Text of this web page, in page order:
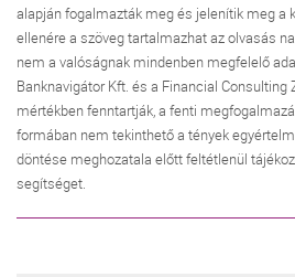
alapján fogalmazták meg és jelenítik meg a
ellenére a szöveg tartalmazhat az olvasás
nem a valóságnak mindenben megfelelő
Banknavigátor Kft. és a Financial Consulting
mértékben fenntartják, a fenti
formában nem tekinthető a tények
döntése meghozatala előtt feltétlenül
segítséget.